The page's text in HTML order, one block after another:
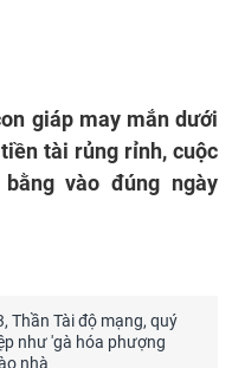
giáp may mắn dưới
tài rủng rỉnh, cuộc
vào đúng ngày
Thần Tài độ mạng, quý
như 'gà hóa phượng
nhà